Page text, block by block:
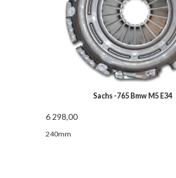
Sachs -765 Bmw M5 E34
6 298,00
240mm